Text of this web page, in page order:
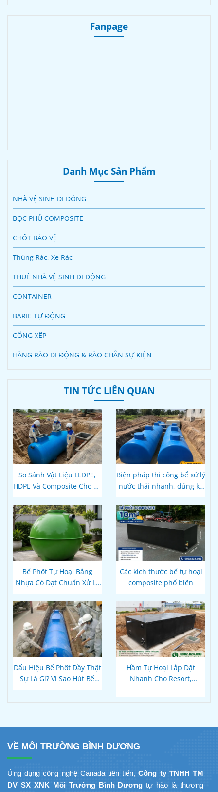
Fanpage
Danh Mục Sản Phẩm
NHÀ VỆ SINH DI ĐỘNG
BỌC PHỦ COMPOSITE
CHỐT BẢO VỆ
Thùng Rác, Xe Rác
THUÊ NHÀ VỆ SINH DI ĐỘNG
CONTAINER
BARIE TỰ ĐỘNG
CỔNG XẾP
HÀNG RÀO DI ĐỘNG & RÀO CHẮN SỰ KIỆN
TIN TỨC LIÊN QUAN
So Sánh Vật Liệu LLDPE,
HDPE Và Composite Cho Bể
Hơn, Đúng Kỹ Thuật?
Biện pháp thi công bể xử lý
nước thải nhanh, đúng kỹ
Bể Phốt Tự Hoại Bằng
Nhựa Có Đạt Chuẩn Xử Lý
Hiện Hành Không?
Các kích thước bể tự hoại
composite phổ biến
Dấu Hiệu Bể Phốt Đầy Thật
Sự Là Gì? Vì Sao Hút Bể
Chậm?
Hầm Tự Hoại Lắp Đặt
Nhanh Cho Resort,
Giang: Giải Pháp
VỀ MÔI TRƯỜNG BÌNH DƯƠNG
Ứng dụng công nghệ Canada tiên tiến,Công ty TNHH TM
DV SX XNK Môi Trường Bình Dương tự hào là thương